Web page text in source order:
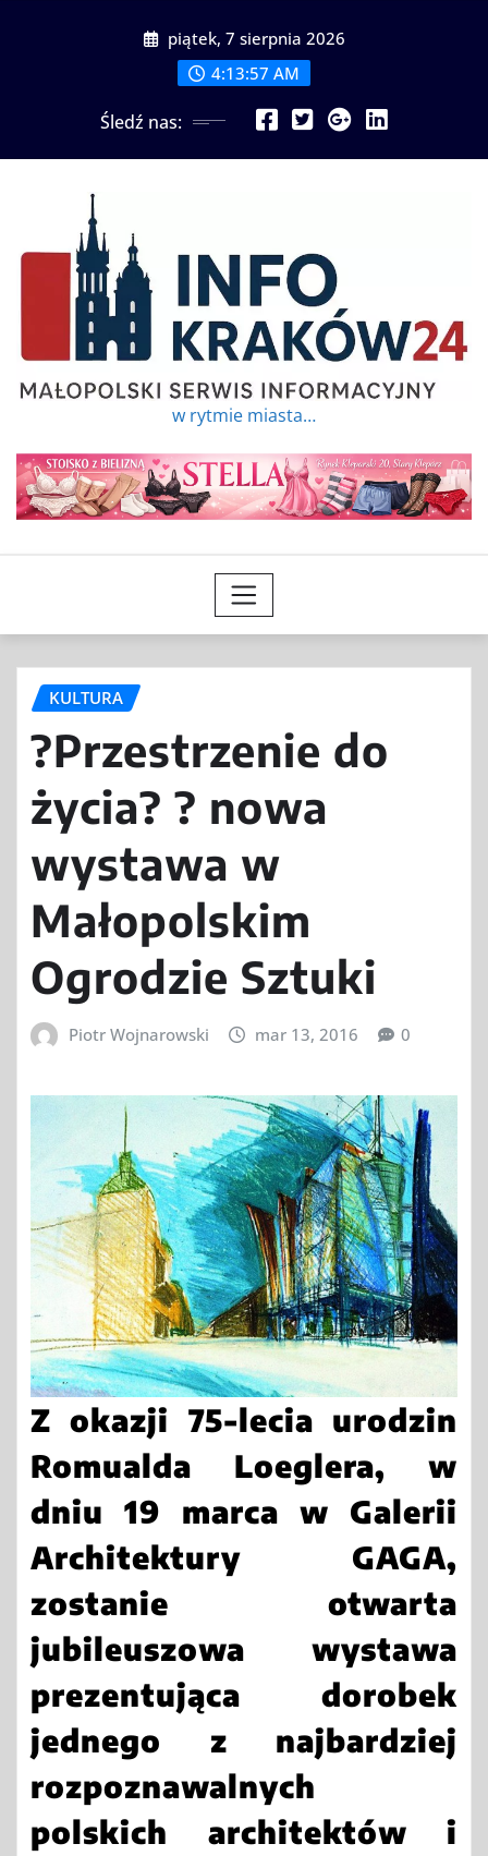
piątek, 7 sierpnia 2026
4:13:59 AM
Śledź nas:
w rytmie miasta…
KULTURA
?Przestrzenie do
życia? ? nowa
wystawa w
Małopolskim
Ogrodzie Sztuki
Piotr Wojnarowski mar 13, 2016 0
Z okazji 75-lecia urodzin
Romualda Loeglera, w
dniu 19 marca w Galerii
Architektury GAGA,
zostanie otwarta
jubileuszowa wystawa
prezentująca dorobek
jednego z najbardziej
rozpoznawalnych
polskich architektów i